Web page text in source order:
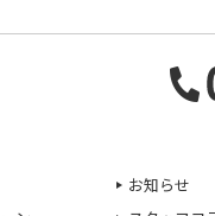
お知らせ